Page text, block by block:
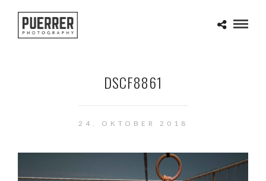
DSCF8861
24. OKTOBER 2018